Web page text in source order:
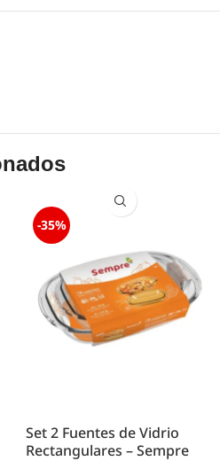
-35%
Set 2 Fuentes de Vidrio
Rectangulares – Sempre